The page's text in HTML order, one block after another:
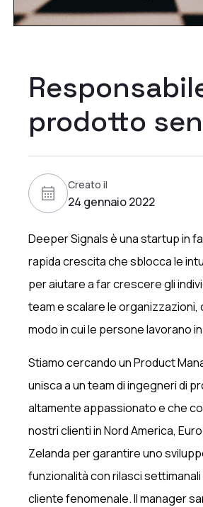
prodotto
Creato il
24 gennaio 2022
Deeper Signals è una startup in
rapida crescita che sblocca le
per aiutare a far crescere gli
team e scalare le organizzazioni,
modo in cui le persone lavorano
Stiamo cercando un Product
unisca a un team di ingegneri di
altamente appassionato e che
nostri clienti in Nord America,
Zelanda per garantire uno
funzionalità con rilasci
cliente fenomenale. Il manager